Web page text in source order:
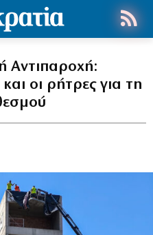
Αντιπαροχή:
οι ρήτρες για τη